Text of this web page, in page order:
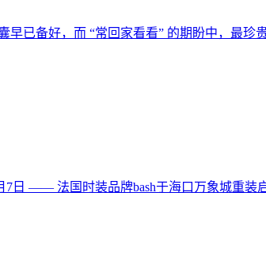
早已备好，而 “常回家看看” 的期盼中，最珍
7日 —— 法国时装品牌bash于海口万象城重装